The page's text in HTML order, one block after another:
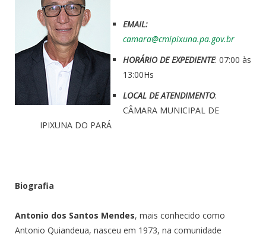
EMAIL:
camara@cmipixuna.pa.gov.br
HORÁRIO DE EXPEDIENTE: 07:00 às
13:00Hs
LOCAL DE ATENDIMENTO:
CÂMARA MUNICIPAL DE
IPIXUNA DO PARÁ
Biografia
Antonio dos Santos Mendes, mais conhecido como
Antonio Quiandeua, nasceu em 1973, na comunidade